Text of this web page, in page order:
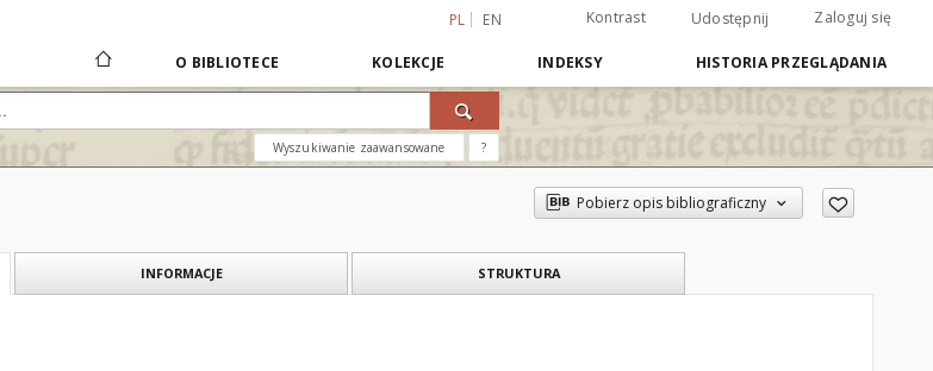
PL EN Kontrast Udostępnij Zaloguj się
O BIBLIOTECE KOLEKCJE INDEKSY HISTORIA PRZEGLĄDANIA
Wyszukiwanie zaawansowane ?
Pobierz opis bibliograficzny
INFORMACJE STRUKTURA